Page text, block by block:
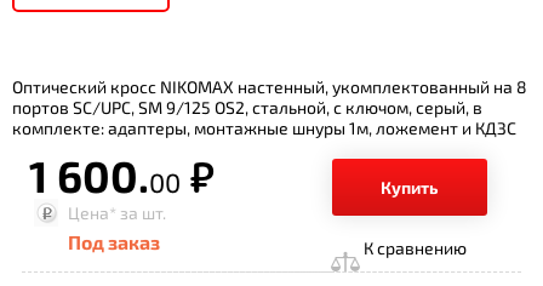
Оптический кросс NIKOMAX настенный, укомплектованный на 8
портов SC/UPC, SM 9/125 OS2, стальной, с ключом, серый, в
комплекте: адаптеры, монтажные шнуры 1м, ложемент и КДЗС
1 600.00 р.
Купить
Цена* за шт.
Под заказ К сравнению